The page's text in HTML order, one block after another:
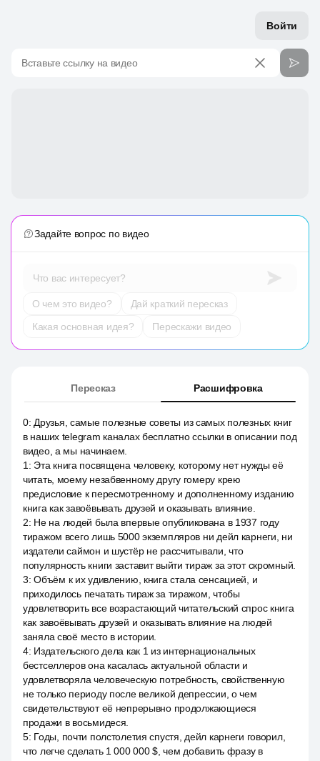
Войти
Вставьте ссылку на видео
Задайте вопрос по видео
Что вас интересует?
О чем это видео?
Дай краткий пересказ
Какая основная идея?
Перескажи видео
Пересказ Расшифровка
0: Друзья, самые полезные советы из самых полезных книг
в наших telegram каналах бесплатно ссылки в описании под
видео, а мы начинаем.
1 : Эта книга посвящена человеку, которому нет нужды её
читать, моему незабвенному другу гомеру крею
предисловие к пересмотренному и дополненному изданию
книга как завоёвывать друзей и оказывать влияние.
2: Не на людей была впервые опубликована в 1937 году
тиражом всего лишь 5000 экземпляров ни дейл карнеги, ни
издатели саймон и шустёр не рассчитывали, что
популярность книги заставит выйти тираж за этот скромный.
3:Объём к их удивлению, книга стала сенсацией, и
приходилось печатать тираж за тиражом, чтобы
удовлетворить все возрастающий читательский спрос книга
как завоёвывать друзей и оказывать влияние на людей
заняла своё место в истории.
4: Издательского дела как 1 из интернациональных
бестселлеров она касалась актуальной области и
удовлетворяла человеческую потребность, свойственную
не только периоду после великой депрессии, о чем
свидетельствуют её непрерывно продолжающиеся
продажи в восьмидеся.
5: Годы, почти полстолетия спустя, дейл карнеги говорил,
что легче сделать 1 000 000 $, чем добавить фразу в